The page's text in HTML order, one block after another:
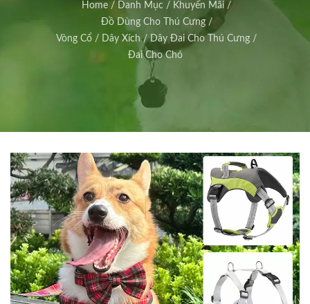
Home / Danh Mục / Khuyến Mãi /
Đồ Dùng Cho Thú Cưng /
Vòng Cổ / Dây Xích / Dây Đai Cho Thú Cưng /
Đai Cho Chó